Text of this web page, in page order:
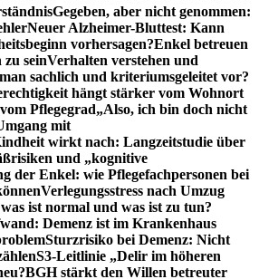
Gegeben, aber nicht genommen:
Neuer Alzheimer-Bluttest: Kann
vorhersagen?Enkel betreuen
seinVerhalten verstehen und
sachlich und kriteriumsgeleitet vor?
hängt stärker vom Wohnort
Pflegegrad„Also, ich bin doch nicht
mit
wirkt nach: Langzeitstudie über
und „kognitive
der Enkel: wie Pflegefachpersonen bei
Verlegungsstress nach Umzug
ist normal und was ist zu tun?
Demenz ist im Krankenhaus
Sturzrisiko bei Demenz: Nicht
S3-Leitlinie „Delir im höheren
BGH stärkt den Willen betreuter